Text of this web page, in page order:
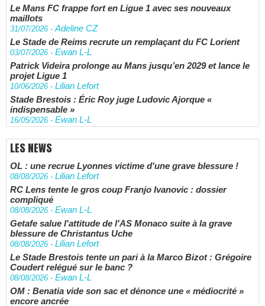
Le Mans FC frappe fort en Ligue 1 avec ses nouveaux
maillots
31/07/2026 -Adeline CZ
Le Stade de Reims recrute un remplaçant du FC Lorient
03/07/2026 - Ewan L-L
Patrick Videira prolonge au Mans jusqu’en 2029 et lance le
projet Ligue 1
10/06/2026 - Lilian Lefort
Stade Brestois : Éric Roy juge Ludovic Ajorque «
indispensable »
16/05/2026 - Ewan L-L
LES NEWS
OL : une recrue Lyonnes victime d'une grave blessure !
08/08/2026 - Lilian Lefort
RC Lens tente le gros coup Franjo Ivanovic : dossier
compliqué
08/08/2026 - Ewan L-L
Getafe salue l'attitude de l'AS Monaco suite à la grave
blessure de Christantus Uche
08/08/2026 - Lilian Lefort
Le Stade Brestois tente un pari à la Marco Bizot : Grégoire
Coudert relégué sur le banc ?
08/08/2026 - Ewan L-L
OM : Benatia vide son sac et dénonce une « médiocrité »
encore ancrée